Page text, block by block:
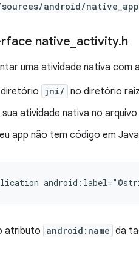
sources/android/
native activity.h
uma atividade nativa com
jni/ no diretório
atividade nativa no arquivo
app não tem código em
atributo android:name da